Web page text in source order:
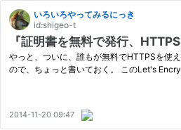
いろいろやってみるにっき
id:shigeo-t
『証明書を無料で発行、
やっと、ついに、誰もが無料でHTTPSを使
ので、ちょっと書いておく。 このLet's
2014-11-20 09:47